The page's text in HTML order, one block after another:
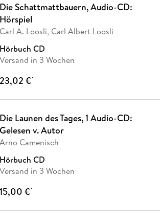
Die Schattmattbauern, Audio-CD:
Hörspiel
Carl A. Loosli, Carl Albert Loosli
Hörbuch CD
Versand in 3 Wochen
23,02 €*
Die Launen des Tages, 1 Audio-CD:
Gelesen v. Autor
Arno Camenisch
Hörbuch CD
Versand in 3 Wochen
15,00 €*